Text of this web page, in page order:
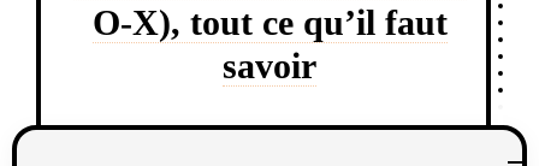
O-X), tout ce qu’il faut
savoir